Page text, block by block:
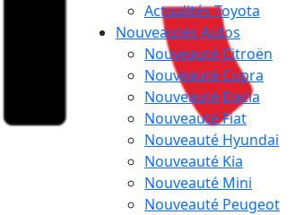
Actualités Toyota
Nouveautés Autos
Nouveauté Citroën
Nouveauté Cupra
Nouveauté Dacia
Nouveauté Fiat
Nouveauté Hyundai
Nouveauté Kia
Nouveauté Mini
Nouveauté Peugeot